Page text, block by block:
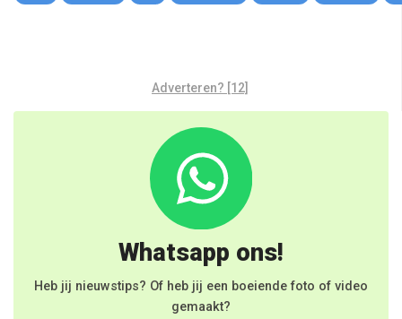
Adverteren? [12]
Whatsapp ons!
Heb jij nieuwstips? Of heb jij een boeiende foto of video
gemaakt?